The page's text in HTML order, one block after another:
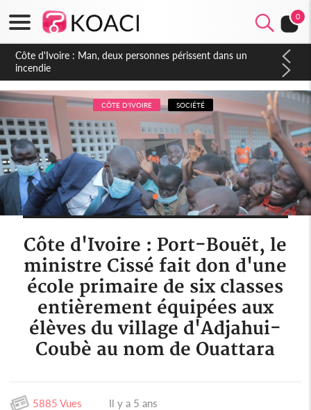
0
Côte d'Ivoire : Séileu, la célébration de la fête nationale
transformée en vaste campagne contre les produits
dépigmentants dangereux
CÔTE D'IVOIRE SOCIÉTÉ
Côte d'Ivoire : Port-Bouët, le
ministre Cissé fait don d'une
école primaire de six classes
entièrement équipées aux
élèves du village d'Adjahui-
Coubè au nom de Ouattara
5885 Vues Il y a 5 ans